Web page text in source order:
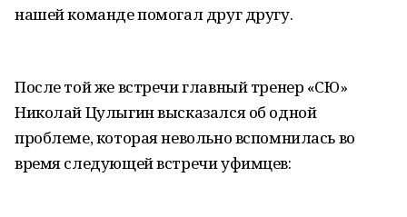
нашей команде помогал друг другу.
После той же встречи главный тренер «СЮ»
Николай Цулыгин высказался об одной
проблеме, которая невольно вспомнилась во
время следующей встречи уфимцев: